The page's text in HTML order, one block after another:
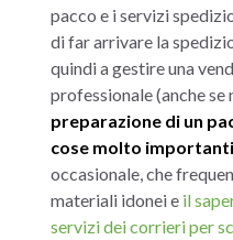
pacco e i servizi
di far arrivare la
quindi a gestire una
professionale (anche se
preparazione di un
cose molto importanti
occasionale, che
materiali idonei e il
servizi dei corrieri per